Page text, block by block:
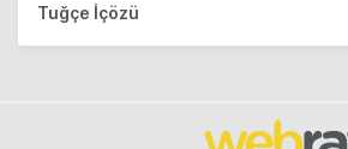
Tuğçe İçözü